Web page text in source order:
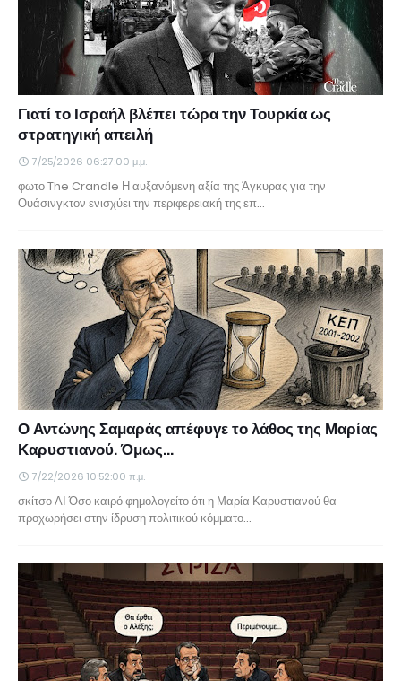
Γιατί το Ισραήλ βλέπει τώρα την Τουρκία ως
στρατηγική απειλή
7/25/2026 06:27:00 μ.μ.
φωτο The Crandle Η αυξανόμενη αξία της Άγκυρας για την
Ουάσινγκτον ενισχύει την περιφερειακή της επ…
Ο Αντώνης Σαμαράς απέφυγε το λάθος της Μαρίας
Καρυστιανού. Όμως...
7/22/2026 10:52:00 π.μ.
σκίτσο ΑΙ Όσο καιρό φημολογείτο ότι η Μαρία Καρυστιανού θα
προχωρήσει στην ίδρυση πολιτικού κόμματο…